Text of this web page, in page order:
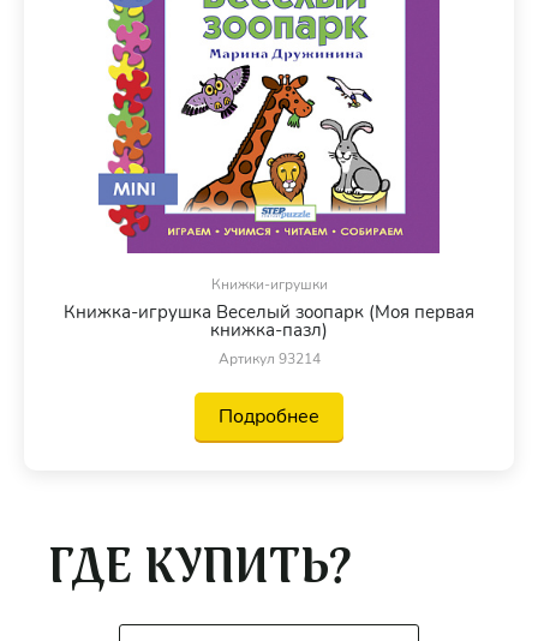
Книжки-игрушки
Книжка-игрушка Веселый зоопарк (Моя первая
книжка-пазл)
Артикул 93214
Подробнее
ГДЕ КУПИТЬ?